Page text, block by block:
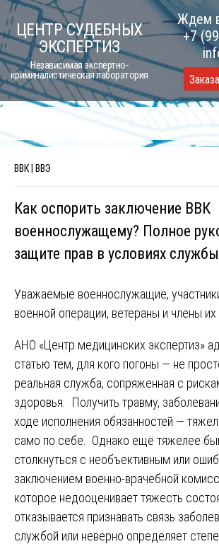
Skip
to
content
ЦЕНТР СУДЕБНЫХ
ЭКСПЕРТИЗ
Независимая экспертно-
криминалистическая лаборатория
Ждем
+7
ВВК | ВВЭ
Как оспорить заключение ВВК
военнослужащему? Полное
защите прав в условиях службы
Уважаемые военнослужащие,
военной операции, ветераны и члены
АНО «Центр медицинских экспертиз»
статью тем, для кого погоны — не
реальная служба, сопряженная с
здоровья. Получить травму,
ходе исполнения обязанностей —
само по себе. Однако ещё тяжелее
столкнуться с необъективным или
заключением военно-врачебной
которое недооценивает тяжесть
отказывается признавать связь
службой или неверно определяет